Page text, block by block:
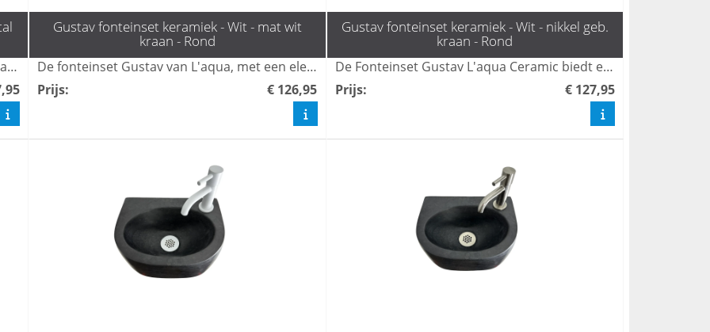
Ontdek de stijlvolle fonteinset Gustav van L'aqua, inclusief een moderne Gun Metal kraan en sifon, perfect voor in de wc. Deze wasbak combineert functionaliteit met een strak design, waardoor het een aanwinst is voor elk toilet. Bestel nu en geef je toiletruimte een eigentijdse upgrade met onze mooiste toilet fonteintjes.
Gustav fonteinset keramiek - Wit - mat wit
kraan - Rond
De fonteinset Gustav van L'aqua, met een elegante mat witte kraan en sifon, biedt een stijlvolle oplossing voor uw toilet. Ideaal voor kleinere ruimtes, combineert deze wasbak functionaliteit met een modern design. Bestel snel en haal het mooiste toilet fonteintje in huis!
Prijs: € 126,95
Gustav fonteinset keramiek - Wit - nikkel geb.
kraan - Rond
De Fonteinset Gustav L'aqua Ceramic biedt een eigentijdse uitstraling met zijn stijlvolle keramische fontein en kraan van geborsteld nikkel. Deze set is niet alleen een visueel hoogtepunt, maar ook uiterst functioneel, waardoor het een ideale keuze is voor moderne badkamers. Met zijn strakke lijnen en hoogwaardige afwerking voegt deze fonteinset een luxe touch toe aan elke ruimte.
Prijs: € 127,95